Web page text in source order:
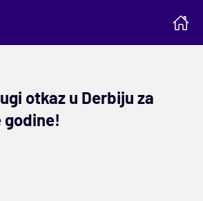
otkaz u Derbiju za
godine!